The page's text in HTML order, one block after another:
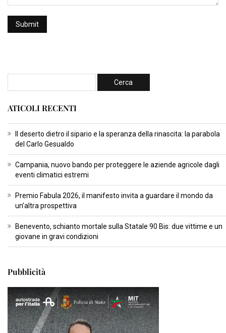
ATICOLI RECENTI
Il deserto dietro il sipario e la speranza della rinascita: la parabola
del Carlo Gesualdo
Campania, nuovo bando per proteggere le aziende agricole dagli
eventi climatici estremi
Premio Fabula 2026, il manifesto invita a guardare il mondo da
un’altra prospettiva
Benevento, schianto mortale sulla Statale 90 Bis: due vittime e un
giovane in gravi condizioni
Pubblicità